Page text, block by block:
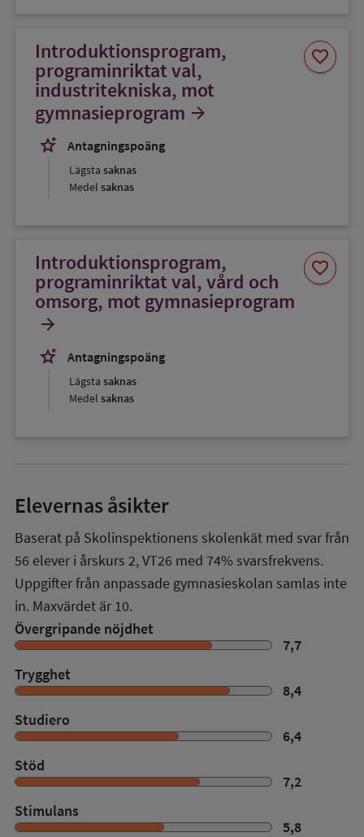
Introduktionsprogram,
programinriktat val,
industritekniska, mot
gymnasieprogram arrow_forward
stars_2
Antagningspoäng
Lägsta saknas
Medel saknas
favorite
Spara
som
Introduktionsprogram,
programinriktat val, vård och
omsorg, mot gymnasieprogram
arrow_forward
stars_2
Antagningspoäng
Lägsta saknas
Medel saknas
favorite
Spara
som
Elevernas åsikter
Baserat på Skolinspektionens skolenkät med svar från
56 elever i årskurs 2,VT26 med 74% svarsfrekvens.
Uppgifter från anpassade gymnasieskolan samlas inte
in. Maxvärdet är 10.
Övergripande nöjdhet
7,7
Trygghet
8,4
Studiero
6,4
Stöd
7,2
Stimulans
5,8